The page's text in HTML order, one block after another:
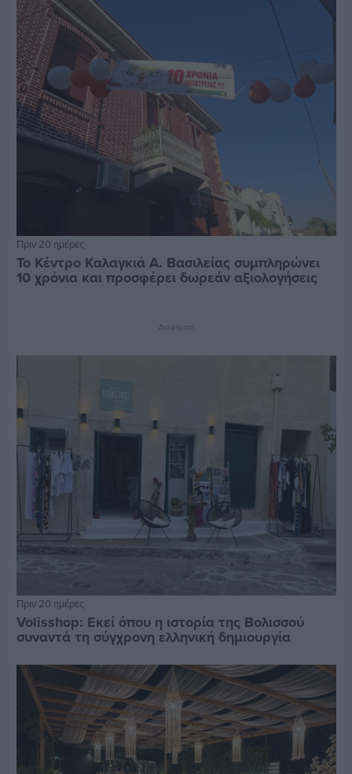
Πριν 20 ημέρες
Το Κέντρο Καλαγκιά Α. Βασιλείας συμπληρώνει
10 χρόνια και προσφέρει δωρεάν αξιολογήσεις
Διαφήμιση
Πριν 20 ημέρες
Volisshop: Εκεί όπου η ιστορία της Βολισσού
συναντά τη σύγχρονη ελληνική δημιουργία